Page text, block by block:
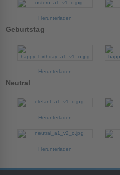
Herunterladen
Geburtstag
Herunterladen
Neutral
Herunterladen
Herunterladen